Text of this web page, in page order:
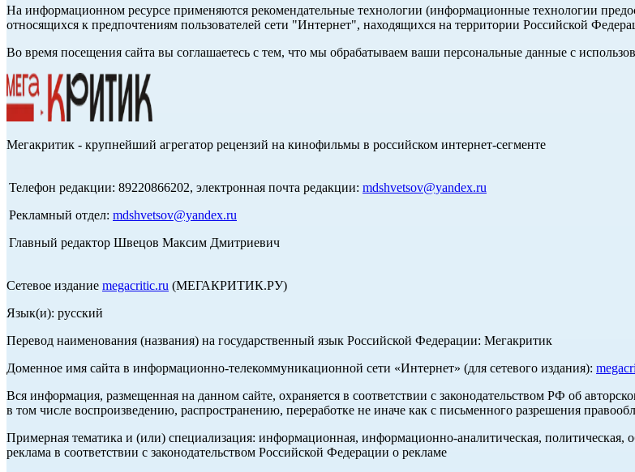
На информационном ресурсе применяются рекомендательные технологии (информационные технологии
относящихся к предпочтениям пользователей сети "Интернет", находящихся на территории Российской
Во время посещения сайта вы соглашаетесь с тем, что мы обрабатываем ваши персональные данные с
Мегакритик - крупнейший агрегатор рецензий на кинофильмы в российском интернет-сегменте
Телефон редакции: 89220866202, электронная почта редакции: mdshvetsov@yandex.ru
Рекламный отдел: mdshvetsov@yandex.ru
Главный редактор Швецов Максим Дмитриевич
Сетевое издание megacritic.ru (МЕГАКРИТИК.РУ)
Язык(и): русский
Перевод наименования (названия) на государственный язык Российской Федерации: Мегакритик
Доменное имя сайта в информационно-телекоммуникационной сети «Интернет» (для сетевого издания):
Вся информация, размещенная на данном сайте, охраняется в соответствии с законодательством РФ об
в том числе воспроизведению, распространению, переработке не иначе как с письменного разрешения
Примерная тематика и (или) специализация: информационная, информационно-аналитическая, политическая,
реклама в соответствии с законодательством Российской Федерации о рекламе